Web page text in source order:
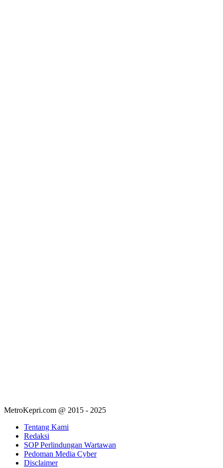
MetroKepri.com @ 2015 - 2025
Tentang Kami
Redaksi
SOP Perlindungan Wartawan
Pedoman Media Cyber
Disclaimer